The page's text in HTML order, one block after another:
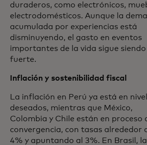
duraderos, como electrónicos,
electrodomésticos. Aunque la
acumulada por experiencias está
disminuyendo, el gasto en eventos
importantes de la vida sigue siendo
fuerte.
Inflación y sostenibilidad fiscal
La inflación en Perú ya está en
deseados, mientras que México,
Colombia y Chile están en proceso
convergencia, con tasas alrededor
4% y apuntando al 3%. En Brasil, la